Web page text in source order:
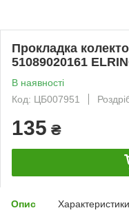
Прокладка
51089020161
В наявності
Код: ЦБ007951
135 ₴
Опис Характеристики